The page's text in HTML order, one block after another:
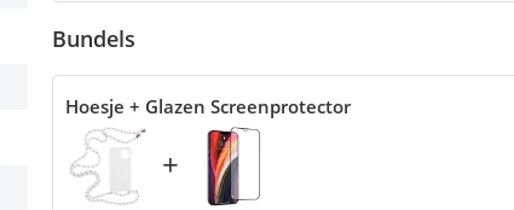
Bundels
Hoesje + Glazen Screenprotector
+